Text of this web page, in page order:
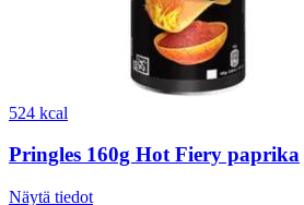
524 kcal
Pringles 160g Hot Fiery paprika
Näytä tiedot